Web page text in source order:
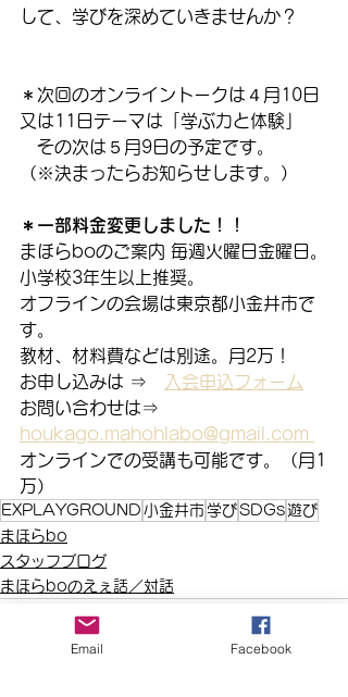
して、学びを深めていきませんか？
＊次回のオンライントークは４月10日
又は11日テーマは「学ぶ力と体験」
その次は５月9日の予定です。
（※決まったらお知らせします。）
＊一部料金変更しました！！
まほらboのご案内 毎週火曜日金曜日。
小学校3年生以上推奨。
オフラインの会場は東京都小金井市で
す。
教材、材料費などは別途。月2万！
お申し込みは ⇒
入会申込フォーム
お問い合わせは⇒
houkago.mahohlabo@gmail.com
オンラインでの受講も可能です。（月1
万）
EXPLAYGROUND 小金井市 学びSDGs 遊び
まほらbo
スタッフブログ
まほらboのえぇ話／対話
Email Facebook